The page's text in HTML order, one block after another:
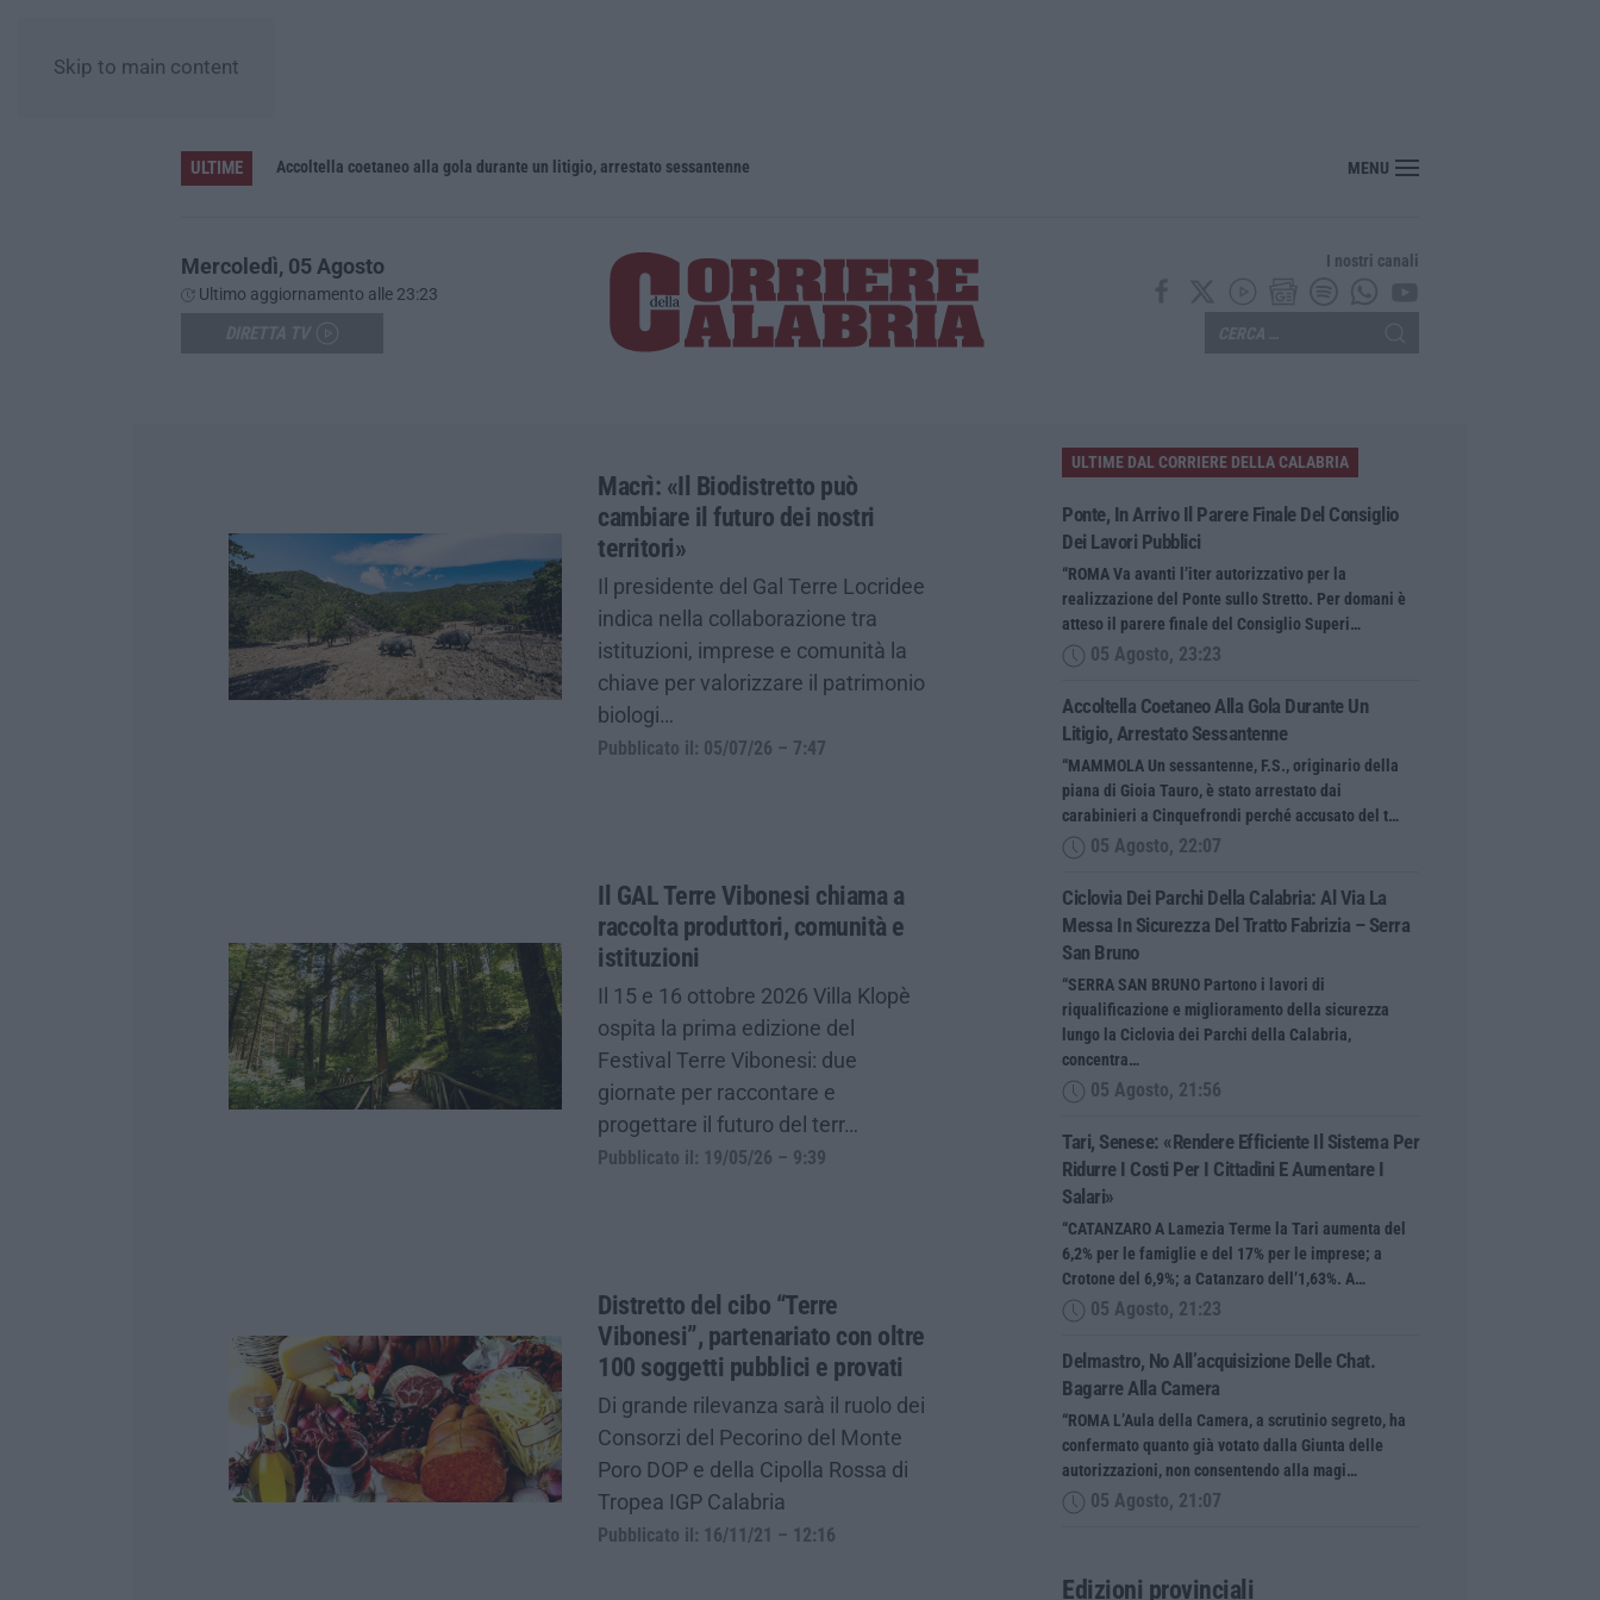
Skip to main content
ULTIME Accoltella coetaneo alla gola durante un litigio, arrestato sessantenne MENU
Mercoledì, 05 Agosto
Ultimo aggiornamento alle 23:23
I nostri canali
Macrì: «Il Biodistretto può
cambiare il futuro dei nostri
territori»
Il presidente del Gal Terre Locridee
indica nella collaborazione tra
istituzioni, imprese e comunità la
chiave per valorizzare il patrimonio
biologi…
Pubblicato il: 05/07/26 – 7:47
Il GAL Terre Vibonesi chiama a
raccolta produttori, comunità e
istituzioni
Il 15 e 16 ottobre 2026 Villa Klopè
ospita la prima edizione del
Festival Terre Vibonesi: due
giornate per raccontare e
progettare il futuro del terr…
Pubblicato il: 19/05/26 – 9:39
Distretto del cibo “Terre
Vibonesi”, partenariato con oltre
100 soggetti pubblici e provati
Di grande rilevanza sarà il ruolo dei
Consorzi del Pecorino del Monte
Poro DOP e della Cipolla Rossa di
Tropea IGP Calabria
Pubblicato il: 16/11/21 – 12:16
ULTIME DAL CORRIERE DELLA CALABRIA
Ponte, In Arrivo Il Parere Finale Del Consiglio
Dei Lavori Pubblici
“ROMA Va avanti l’iter autorizzativo per la
realizzazione del Ponte sullo Stretto. Per domani è
atteso il parere finale del Consiglio Superi…
05 Agosto, 23:23
Accoltella Coetaneo Alla Gola Durante Un
Litigio, Arrestato Sessantenne
“MAMMOLA Un sessantenne, F.S., originario della
piana di Gioia Tauro, è stato arrestato dai
carabinieri a Cinquefrondi perché accusato del t…
05 Agosto, 22:07
Ciclovia Dei Parchi Della Calabria: Al Via La
Messa In Sicurezza Del Tratto Fabrizia – Serra
San Bruno
“SERRA SAN BRUNO Partono i lavori di
riqualificazione e miglioramento della sicurezza
lungo la Ciclovia dei Parchi della Calabria,
concentra…
05 Agosto, 21:56
Tari, Senese: «Rendere Efficiente Il Sistema Per
Ridurre I Costi Per I Cittadini E Aumentare I
Salari»
“CATANZARO A Lamezia Terme la Tari aumenta del
6,2% per le famiglie e del 17% per le imprese; a
Crotone del 6,9%; a Catanzaro dell’1,63%. A…
05 Agosto, 21:23
Delmastro, No All’acquisizione Delle Chat.
Bagarre Alla Camera
“ROMA L’Aula della Camera, a scrutinio segreto, ha
confermato quanto già votato dalla Giunta delle
autorizzazioni, non consentendo alla magi…
05 Agosto, 21:07
Edizioni provinciali